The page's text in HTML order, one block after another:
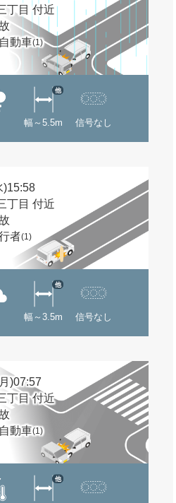
丁目 付近
動車(1)
幅～5.5m
他
信号なし
)15:58
丁目 付近
者(1)
幅～3.5m
他
信号なし
)07:57
丁目 付近
動車(1)
他